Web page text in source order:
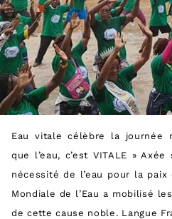
Eau vitale célèbre la journée
que l’eau, c’est VITALE »
nécessité de l’eau pour la
Mondiale de l’Eau a mobilisé
de cette cause noble. Langue